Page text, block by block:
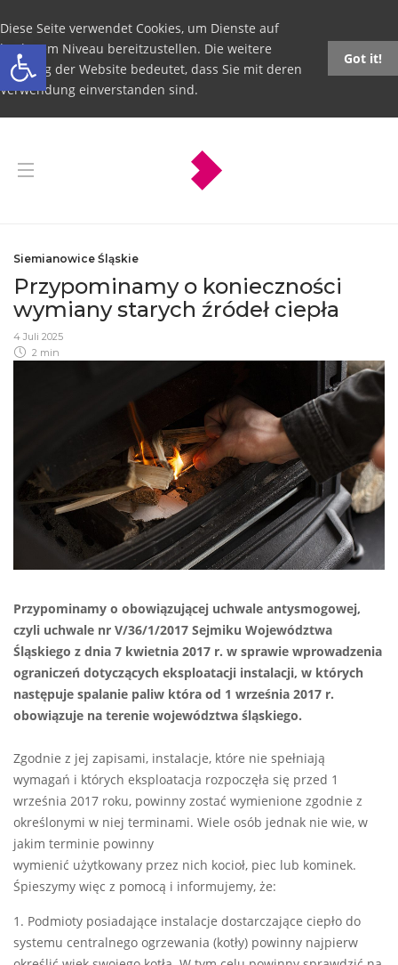
Open toolbar
Diese Seite verwendet Cookies, um Dienste auf
höchstem Niveau bereitzustellen. Die weitere
Nutzung der Website bedeutet, dass Sie mit deren
Verwendung einverstanden sind.
Got it!
Siemianowice Śląskie
Przypominamy o konieczności
wymiany starych źródeł ciepła
4 Juli 2025
2 min
Przypominamy o obowiązującej uchwale antysmogowej,
czyli uchwale nr V/36/1/2017 Sejmiku Województwa
Śląskiego z dnia 7 kwietnia 2017 r. w sprawie wprowadzenia
ograniczeń dotyczących eksploatacji instalacji, w których
następuje spalanie paliw która od 1 września 2017 r.
obowiązuje na terenie województwa śląskiego.
Zgodnie z jej zapisami, instalacje, które nie spełniają
wymagań i których eksploatacja rozpoczęła się przed 1
września 2017 roku, powinny zostać wymienione zgodnie z
określonymi w niej terminami. Wiele osób jednak nie wie, w
jakim terminie powinny
wymienić użytkowany przez nich kocioł, piec lub kominek.
Śpieszymy więc z pomocą i informujemy, że:
1. Podmioty posiadające instalacje dostarczające ciepło do
systemu centralnego ogrzewania (kotły) powinny najpierw